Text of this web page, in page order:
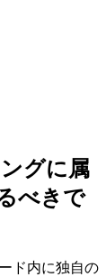
グに属
べきで
ド内に独自の